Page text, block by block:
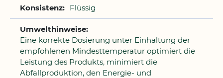
Flüssig
Eine korrekte Dosierung unter Einhaltung der
empfohlenen Mindesttemperatur optimiert die
Leistung des Produkts, minimiert die
Abfallproduktion, den Energie- und